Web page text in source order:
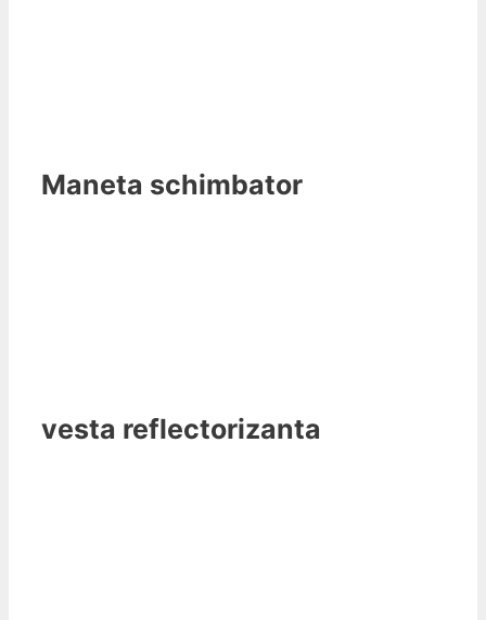
Maneta schimbator
vesta reflectorizanta